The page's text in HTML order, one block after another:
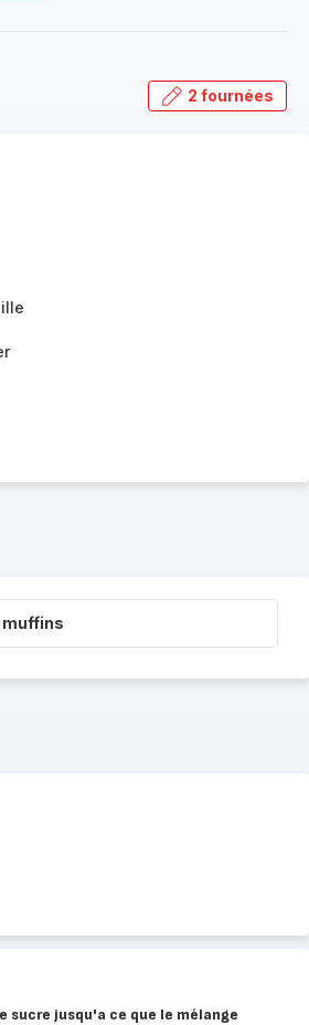
2 fournées
muffins
jusqu'a ce que le mélange